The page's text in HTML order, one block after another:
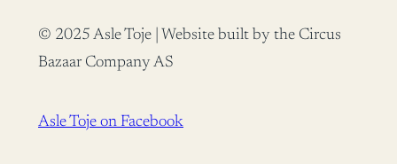
© 2025 Asle Toje | Website built by the Circus
Bazaar Company AS
Asle Toje on Facebook